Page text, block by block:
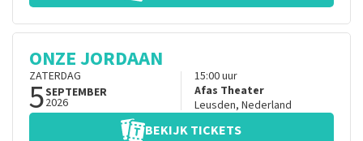
ONZE JORDAAN
ZATERDAG
5SEPTEMBER
2026
15:00uur
Afas Theater
Leusden, Nederland
BEKIJK TICKETS